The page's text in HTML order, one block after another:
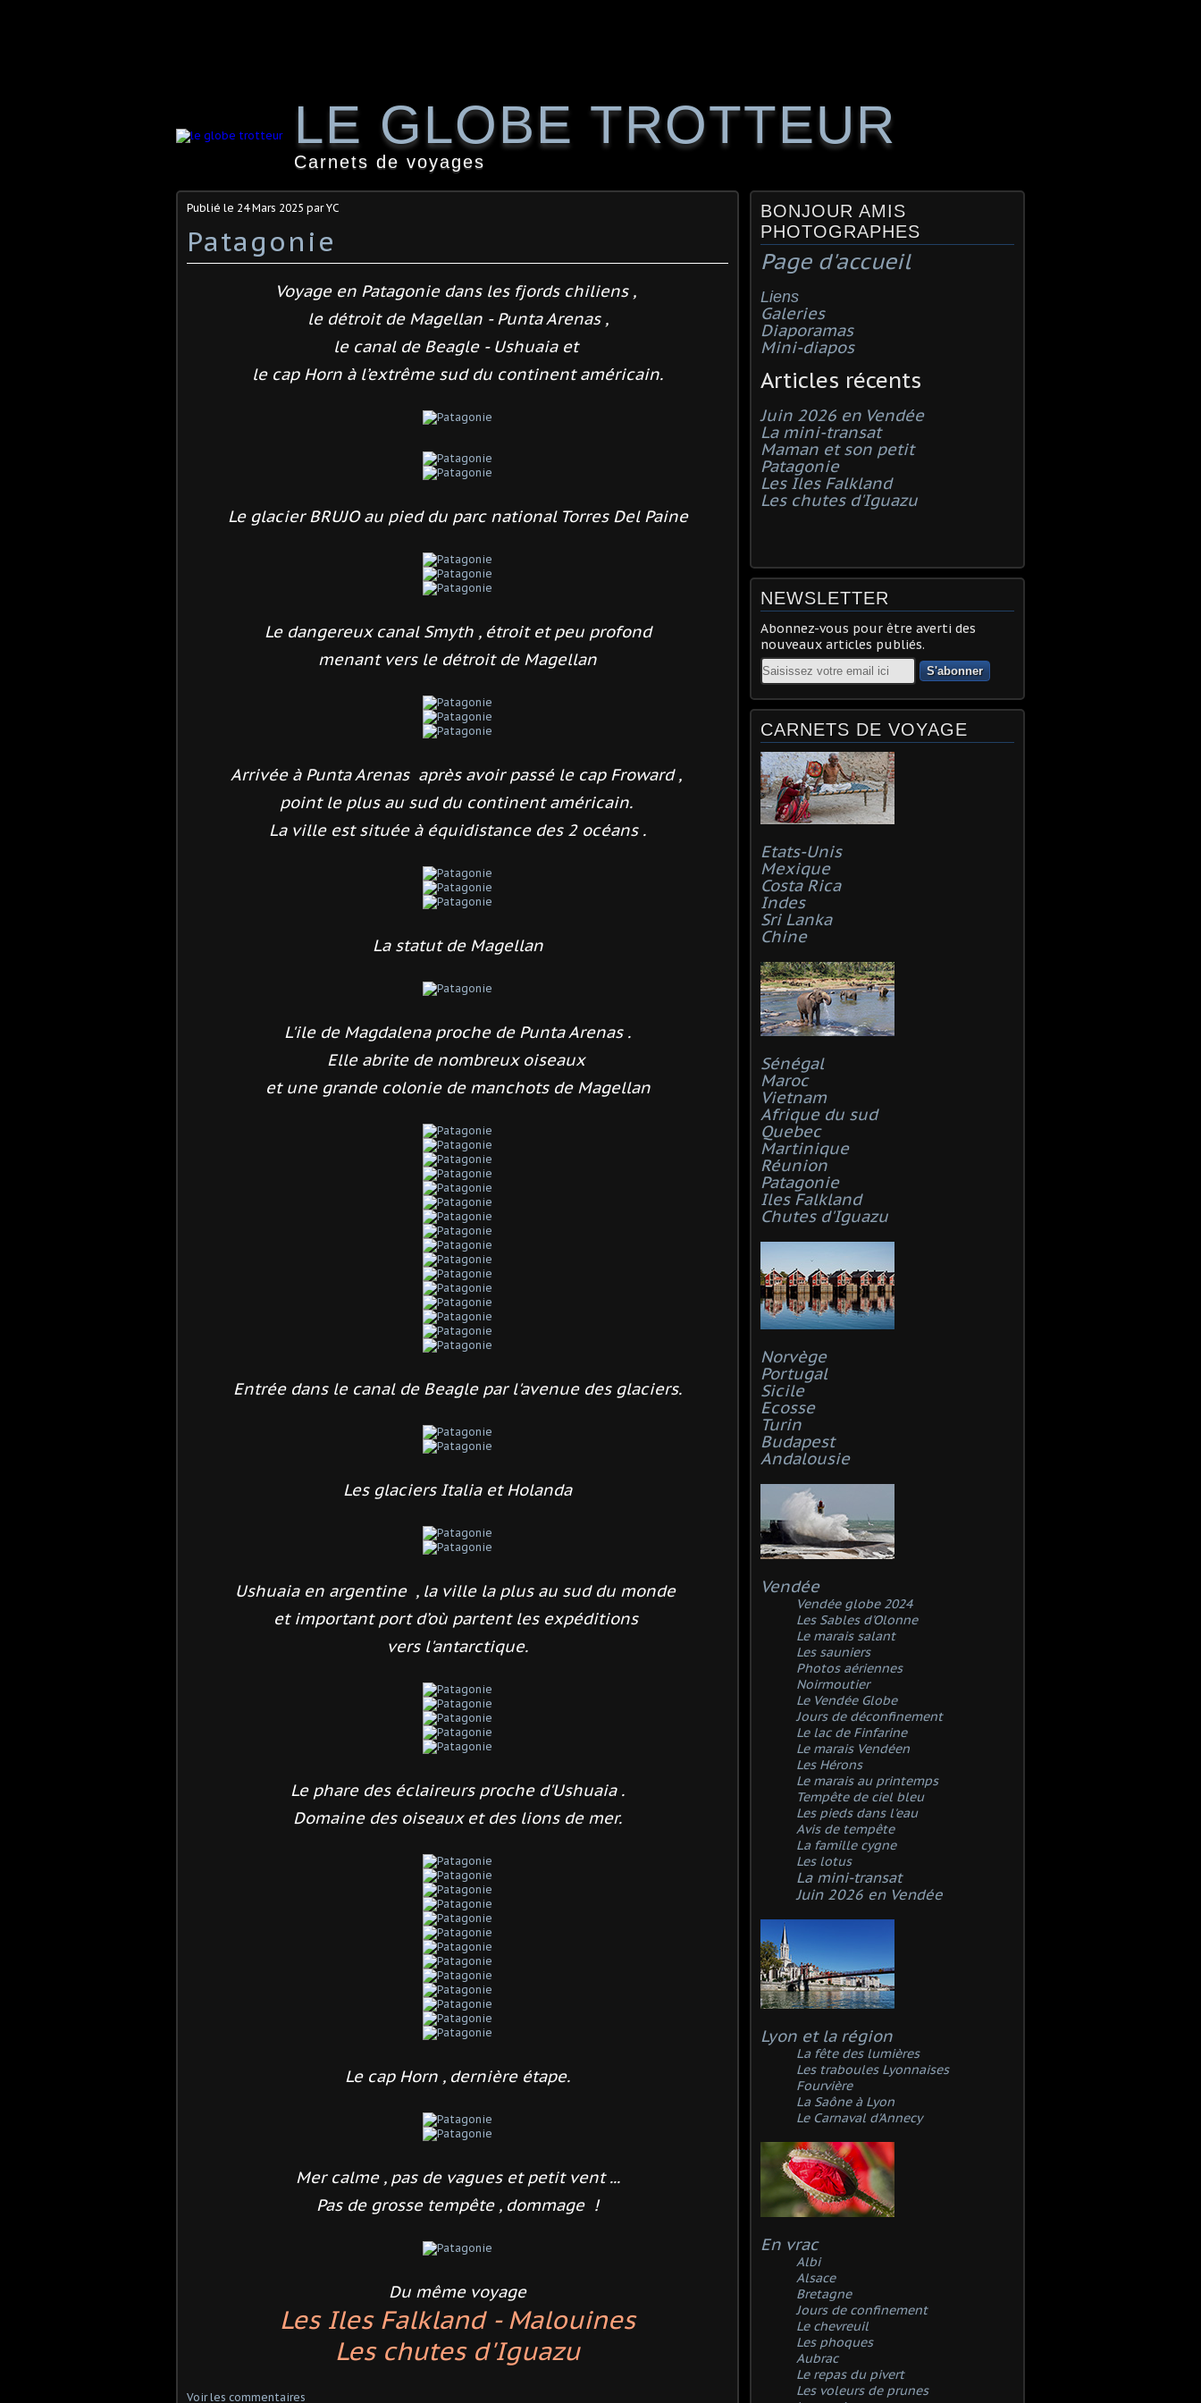
LE GLOBE TROTTEUR
Carnets de voyages
Publié le 24 Mars 2025 par YC
Patagonie
Voyage en Patagonie dans les fjords chiliens ,
le détroit de Magellan - Punta Arenas ,
le canal de Beagle - Ushuaia et
le cap Horn à l’extrême sud du continent américain.
Le glacier BRUJO au pied du parc national Torres Del Paine
Le dangereux canal Smyth , étroit et peu profond
menant vers le détroit de Magellan
Arrivée à Punta Arenas après avoirpassé le cap Froward ,
point le plus au sud du continent américain.
La ville est située à équidistance des 2 océans .
La statut de Magellan
L'ile de Magdalena proche de Punta Arenas .
Elle abrite de nombreux oiseaux
et une grande colonie de manchots de Magellan
Entrée dans le canal de Beagle par l'avenue des glaciers.
Les glaciers Italia et Holanda
Ushuaia en argentine , la ville la plus au sud du monde
et important port d’où partent les expéditions
vers l'antarctique.
Le phare des éclaireurs proche d'Ushuaia .
Domaine des oiseaux et des lions de mer.
Le cap Horn , dernière étape.
Mer calme , pas de vagues et petit vent ...
Pas de grosse tempête , dommage !
Du même voyage
Les Iles Falkland - Malouines
Les chutes d'Iguazu
Voir les commentaires
BONJOUR AMIS
PHOTOGRAPHES
Page d'accueil
Liens
Galeries
Diaporamas
Mini-diapos
Articles récents
Juin 2026 en Vendée
La mini-transat
Maman et son petit
Patagonie
Les Iles Falkland
Les chutes d'Iguazu
NEWSLETTER
Abonnez-vous pour être averti des
nouveaux articles publiés.
Email
CARNETS DE VOYAGE
Etats-Unis
Mexique
Costa Rica
Indes
Sri Lanka
Chine
Sénégal
Maroc
Vietnam
Afrique du sud
Quebec
Martinique
Réunion
Patagonie
Iles Falkland
Chutes d'Iguazu
Norvège
Portugal
Sicile
Ecosse
Turin
Budapest
Andalousie
Vendée
Vendée globe 2024
Les Sables d'Olonne
Le marais salant
Les sauniers
Photos aériennes
Noirmoutier
Le Vendée Globe
Jours de déconfinement
Le lac de Finfarine
Le marais Vendéen
Les Hérons
Le marais au printemps
Tempête de ciel bleu
Les pieds dans l'eau
Avis de tempête
La famille cygne
Les lotus
La mini-transat
Juin 2026 en Vendée
Lyon et la région
La fête des lumières
Les traboules Lyonnaises
Fourvière
La Saône à Lyon
Le Carnaval d'Annecy
En vrac
Albi
Alsace
Bretagne
Jours de confinement
Le chevreuil
Les phoques
Aubrac
Le repas du pivert
Les voleurs de prunes